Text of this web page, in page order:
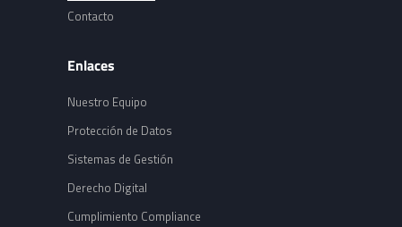
Contacto
Enlaces
Nuestro Equipo
Protección de Datos
Sistemas de Gestión
Derecho Digital
Cumplimiento Compliance